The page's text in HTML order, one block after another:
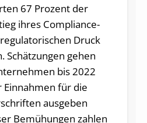
67 Prozent der
ihres Compliance-
Druck
Schätzungen gehen
bis 2022
für die
ausgeben
Bemühungen zahlen